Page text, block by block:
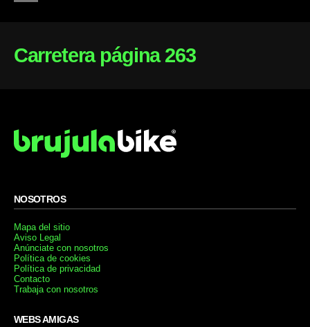
Carretera página 263
NOSOTROS
Mapa del sitio
Aviso Legal
Anúnciate con nosotros
Política de cookies
Política de privacidad
Contacto
Trabaja con nosotros
WEBS AMIGAS